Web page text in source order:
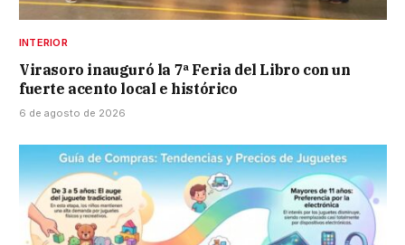
INTERIOR
Virasoro inauguró la 7ª Feria del Libro con un
fuerte acento local e histórico
6 de agosto de 2026